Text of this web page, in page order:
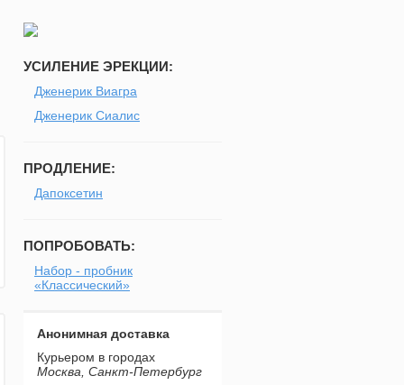
УСИЛЕНИЕ ЭРЕКЦИИ:
Дженерик Виагра
Дженерик Сиалис
ПРОДЛЕНИЕ:
Дапоксетин
ПОПРОБОВАТЬ:
Набор - пробник
«Классический»
Анонимная доставка
Курьером в городах
Москва, Санкт-Петербург